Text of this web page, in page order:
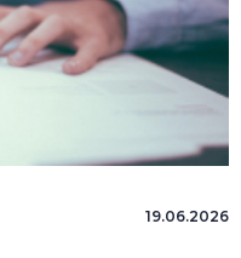
19.06.2026